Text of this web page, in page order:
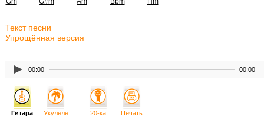
Текст песни
Упрощённая версия
00:00 00:00
Гитара Укулеле 20-ка Печать